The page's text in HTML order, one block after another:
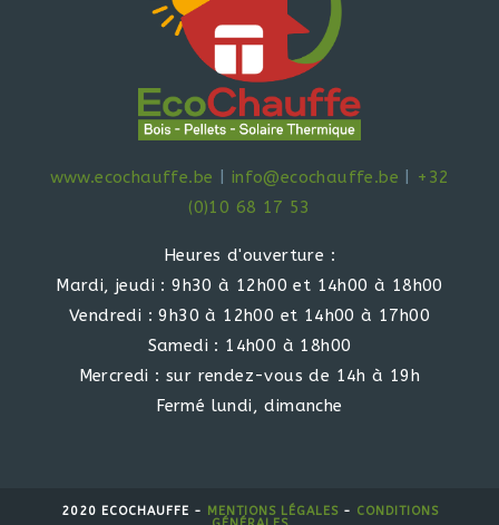
www.ecochauffe.be info@ecochauffe.be
+32
(0)10 68 17 53
Heures d'ouverture :
Mardi, jeudi : 9h30 à 12h00 et 14h00 à 18h00
Vendredi : 9h30 à 12h00 et 14h00 à 17h00
Samedi : 14h00 à 18h00
Mercredi : sur rendez-vous de 14h à 19h
Fermé lundi, dimanche
2020 ECOCHAUFFE - MENTIONS LÉGALES- CONDITIONS